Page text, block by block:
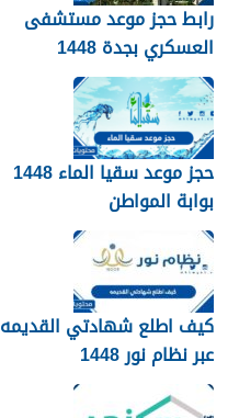
رابط حجز موعد مستشفى
العسكري بجدة 1448
حجز موعد سقيا الماء 1448
بوابة المواطن
كيف اطلع شهادتي القديمه
عبر نظام نور 1448